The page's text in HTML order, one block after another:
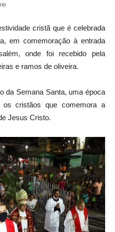
cristã que é celebrada
em comemoração à entrada
onde foi recebido pela
e ramos de oliveira.
da Semana Santa, uma época
os cristãos que comemora a
Jesus Cristo.